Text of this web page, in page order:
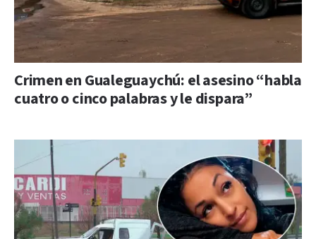
Crimen en Gualeguaychú: el asesino “habla
cuatro o cinco palabras y le dispara”